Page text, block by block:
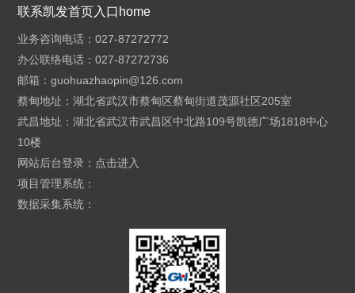
联系凯发首页入口home
业务咨询电话：027-87272772
办公联络电话：027-87272736
邮箱：guohuazhaopin@126.com
蔡甸地址：湖北省武汉市蔡甸区蔡甸街道茂源社区205室
武昌地址：湖北省武汉市武昌区中北路109号凯德广场1818中心
10楼
网站后台登录： 点击进入
项目管理系统：
数据采集系统：